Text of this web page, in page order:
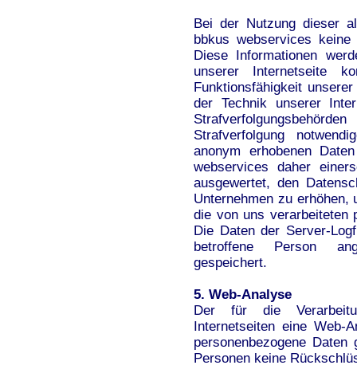
Bei der Nutzung dieser
bbkus webservices
Diese Informationen
unserer Internetseite
Funktionsfähigkeit
der Technik unserer
Strafverfolgung
anonym erhobenen
webservices daher
ausgewertet, den
Unternehmen zu
die von uns verarbeiteten
Die Daten der Server-
betroffene Person
gespeichert.
5. Web-Analyse
Der für die
Internetseiten eine Web-
personenbezogene
Personen keine